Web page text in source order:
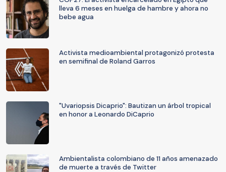
lleva 6 meses en huelga de hambre y ahora no
bebe agua
Activista medioambiental protagonizó protesta
en semifinal de Roland Garros
"Uvariopsis Dicaprio": Bautizan un árbol tropical
en honor a Leonardo DiCaprio
Ambientalista colombiano de 11 años amenazado
de muerte a través de Twitter